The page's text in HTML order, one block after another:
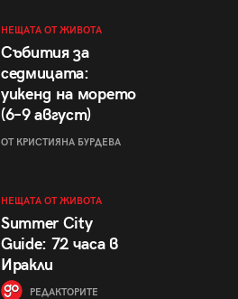
НЕЩАТА ОТ ЖИВОТА
Събития за
седмицата:
уикенд на морето
(6–9 август)
ОТ КРИСТИЯНА БУРДЕВА
НЕЩАТА ОТ ЖИВОТА
Summer City
Guide: 72 часа в
Иракли
РЕДАКТОРИТЕ